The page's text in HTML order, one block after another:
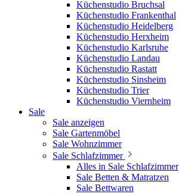
Küchenstudio Bruchsal
Küchenstudio Frankenthal
Küchenstudio Heidelberg
Küchenstudio Herxheim
Küchenstudio Karlsruhe
Küchenstudio Landau
Küchenstudio Rastatt
Küchenstudio Sinsheim
Küchenstudio Trier
Küchenstudio Viernheim
Sale
Sale anzeigen
Sale Gartenmöbel
Sale Wohnzimmer
Sale Schlafzimmer
Alles in Sale Schlafzimmer
Sale Betten & Matratzen
Sale Bettwaren